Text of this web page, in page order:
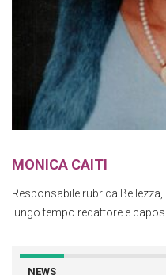
MONICA CAITI
Responsabile rubrica
lungo tempo redattore e
NEWS